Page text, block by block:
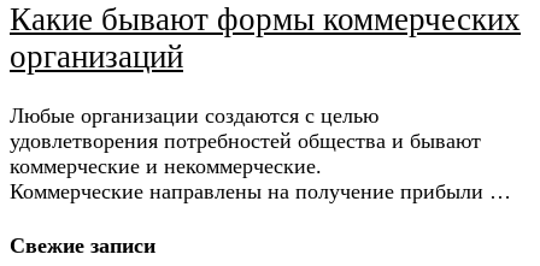
Какие бывают формы коммерческих
организаций
Любые организации создаются с целью
удовлетворения потребностей общества и бывают
коммерческие и некоммерческие.
Коммерческие направлены на получение прибыли …
Свежие записи